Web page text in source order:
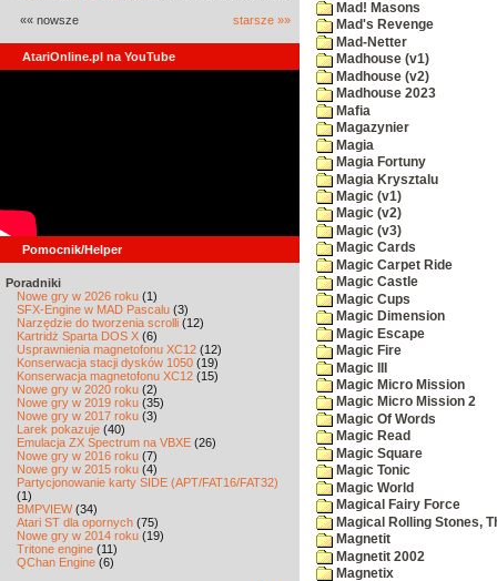
«« nowsze starsze »»
AtariOnline.pl na YouTube
Pomocnik/Helper
Poradniki
Nowe gry w 2026 roku (1)
SFX-Engine w MAD Pascalu (3)
Narzędzie do tworzenia scrolli (12)
Kartridż Sparta DOS X (6)
Usprawnienia magnetofonu XC12 (12)
Konserwacja stacji dysków 1050 (19)
Konserwacja magnetofonu XC12 (15)
Nowe gry w 2020 roku (2)
Nowe gry w 2019 roku (35)
Nowe gry w 2017 roku (3)
Larek pokazuje (40)
Emulacja ZX Spectrum na VBXE (26)
Nowe gry w 2016 roku (7)
Nowe gry w 2015 roku (4)
Partycjonowanie karty SIDE (APT/FAT16/FAT32)
(1)
BMPVIEW(34)
Atari ST dla opornych (75)
Nowe gry w 2014 roku (19)
Tritone engine (11)
QChan Engine (6)
Mad! Masons
Mad's Revenge
Mad-Netter
Madhouse (v1)
Madhouse (v2)
Madhouse 2023
Mafia
Magazynier
Magia
Magia Fortuny
Magia Krysztalu
Magic (v1)
Magic (v2)
Magic (v3)
Magic Cards
Magic Carpet Ride
Magic Castle
Magic Cups
Magic Dimension
Magic Escape
Magic Fire
Magic III
Magic Micro Mission
Magic Micro Mission 2
Magic Of Words
Magic Read
Magic Square
Magic Tonic
Magic World
Magical Fairy Force
Magical Rolling Stones,
Magnetit
Magnetit 2002
Magnetix